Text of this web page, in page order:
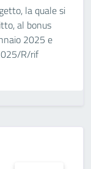
la quale si
al bonus
2025 e
R/rif